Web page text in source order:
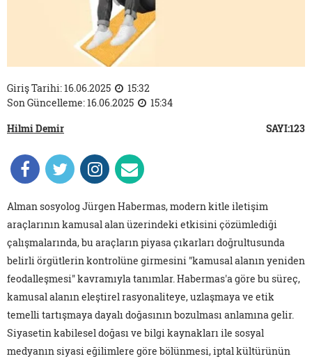
Giriş Tarihi: 16.06.2025
15:32
Son Güncelleme: 16.06.2025
15:34
Hilmi Demir
SAYI:123
Alman sosyolog Jürgen Habermas, modern kitle iletişim
araçlarının kamusal alan üzerindeki etkisini çözümlediği
çalışmalarında, bu araçların piyasa çıkarları doğrultusunda
belirli örgütlerin kontrolüne girmesini "kamusal alanın yeniden
feodalleşmesi" kavramıyla tanımlar. Habermas'a göre bu süreç,
kamusal alanın eleştirel rasyonaliteye, uzlaşmaya ve etik
temelli tartışmaya dayalı doğasının bozulması anlamına gelir.
Siyasetin kabilesel doğası ve bilgi kaynakları ile sosyal
medyanın siyasi eğilimlere göre bölünmesi, iptal kültürünün